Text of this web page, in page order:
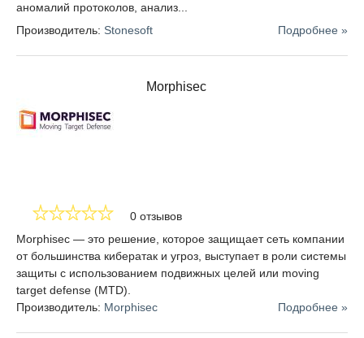
аномалий протоколов, анализ...
Производитель: Stonesoft Подробнее »
Morphisec
0 отзывов
Morphisec — это решение, которое защищает сеть компании
от большинства кибератак и угроз, выступает в роли системы
защиты с использованием подвижных целей или moving
target defense (MTD).
Производитель: Morphisec Подробнее »